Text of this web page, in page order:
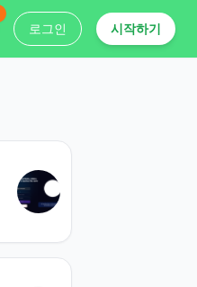
로그인 시작하기